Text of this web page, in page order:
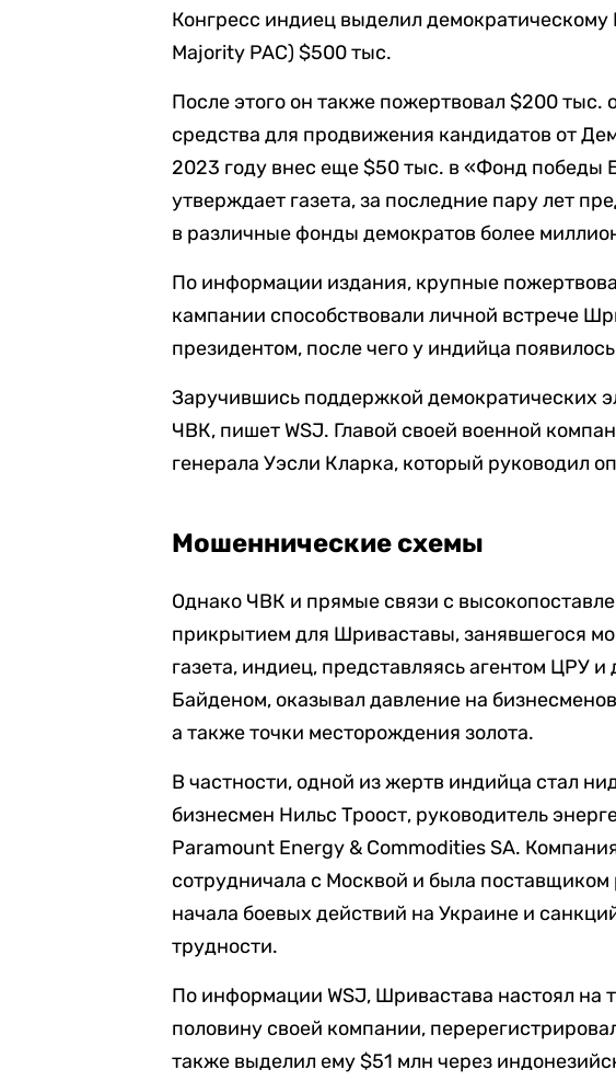
Конгресс индиец выделил
Majority PAC) $500 тыс.
После этого он также пожертвовал $200
средства для продвижения кандидатов от
2023 году внес еще $50 тыс. в «Фонд победы
утверждает газета, за последние пару лет
в различные фонды демократов более
По информации издания, крупные
кампании способствовали личной встрече
президентом, после чего у индийца
Заручившись поддержкой демократических
ЧВК, пишет WSJ. Главой своей военной
генерала Уэсли Кларка, который руководил
Мошеннические схемы
Однако ЧВК и прямые связи с
прикрытием для Шриваставы, занявшегося
газета, индиец, представляясь агентом ЦРУ
Байденом, оказывал давление на
а также точки месторождения золота.
В частности, одной из жертв индийца стал
бизнесмен Нильс Троост, руководитель
Paramount Energy & Commodities SA.
сотрудничала с Москвой и была
начала боевых действий на Украине и
трудности.
По информации WSJ, Шривастава настоял на
половину своей компании,
также выделил ему $51 млн через